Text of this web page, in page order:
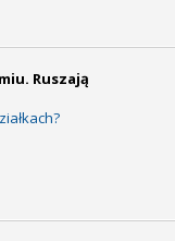
Ruszają